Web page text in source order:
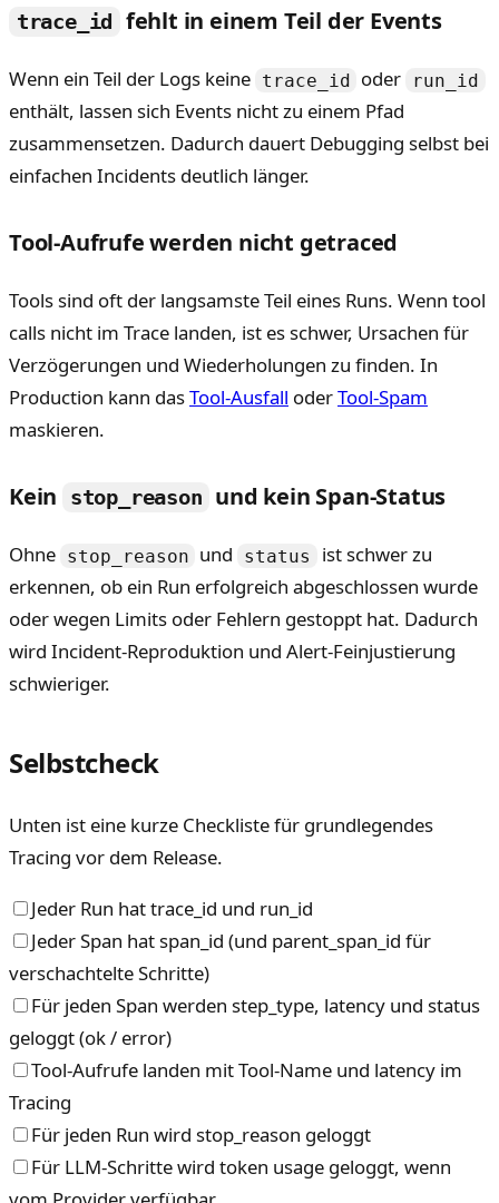
trace_id fehlt in einem Teil der Events
Wenn ein Teil der Logs keine trace_id oder run_id
enthält, lassen sich Events nicht zu einem Pfad
zusammensetzen. Dadurch dauert Debugging selbst bei
einfachen Incidents deutlich länger.
Tool-Aufrufe werden nicht getraced
Tools sind oft der langsamste Teil eines Runs. Wenn tool
calls nicht im Trace landen, ist es schwer, Ursachen für
Verzögerungen und Wiederholungen zu finden. In
Production kann dasTool-Ausfall oderTool-Spam
maskieren.
Kein stop_reason und kein Span-Status
Ohne stop_reason und status
ist schwer zu
erkennen, ob ein Run erfolgreich abgeschlossen wurde
oder wegen Limits oder Fehlern gestoppt hat. Dadurch
wird Incident-Reproduktion und Alert-Feinjustierung
schwieriger.
Selbstcheck
Unten ist eine kurze Checkliste für grundlegendes
Tracing vor dem Release.
Jeder Run hat trace_id und run_id
Jeder Span hat span_id (und parent_span_id für
verschachtelte Schritte)
Für jeden Span werden step_type, latency und status
geloggt (ok / error)
Tool-Aufrufe landen mit Tool-Name und latency im
Tracing
Für jeden Run wird stop_reason geloggt
Für LLM-Schritte wird token usage geloggt, wenn